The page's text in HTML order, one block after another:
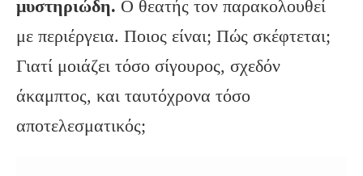
μυστηριώδη. Ο θεατής τον παρακολουθεί
με περιέργεια. Ποιος είναι; Πώς σκέφτεται;
Γιατί μοιάζει τόσο σίγουρος, σχεδόν
άκαμπτος, και ταυτόχρονα τόσο
αποτελεσματικός;